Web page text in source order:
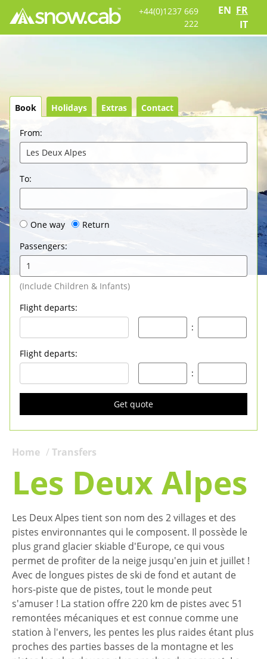
+44(0)1237 669
222
EN FR
IT
Book Holidays Extras Contact
From:
Les Deux Alpes
To:
One way
Return
Passengers:
1
Flight departs:
:
Flight departs:
:
Get quote
Home Transfers
Les Deux Alpes
Les Deux Alpes tient son nom des 2 villages et des
pistes environnantes qui le composent. Il possède le
plus grand glacier skiable d'Europe, ce qui vous
permet de profiter de la neige jusqu'en juin et juillet !
Avec de longues pistes de ski de fond et autant de
hors-piste que de pistes, tout le monde peut
s'amuser ! La station offre 220 km de pistes avec 51
remontées mécaniques et est connue comme une
station à l'envers, les pentes les plus raides étant plus
proches des parties basses de la montagne et les